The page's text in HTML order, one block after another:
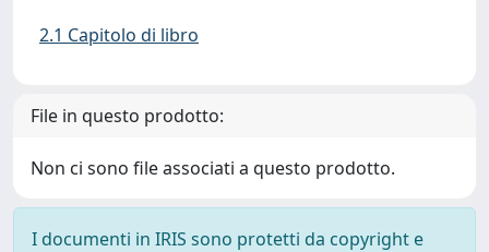
2.1 Capitolo di libro
File in questo prodotto:
Non ci sono file associati a questo prodotto.
I documenti in IRIS sono protetti da copyright e